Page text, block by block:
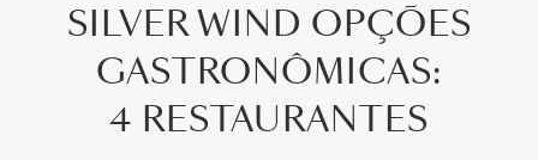
SILVER WIND OPÇÕES
GASTRONÔMICAS:
4 RESTAURANTES